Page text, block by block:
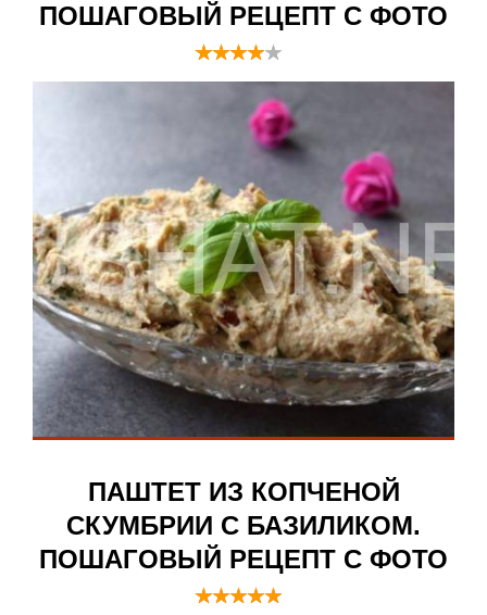
ПОШАГОВЫЙ РЕЦЕПТ С ФОТО
ПАШТЕТ ИЗ КОПЧЕНОЙ
СКУМБРИИ С БАЗИЛИКОМ.
ПОШАГОВЫЙ РЕЦЕПТ С ФОТО